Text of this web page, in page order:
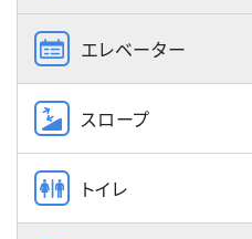
エレベーター
スロープ
トイレ